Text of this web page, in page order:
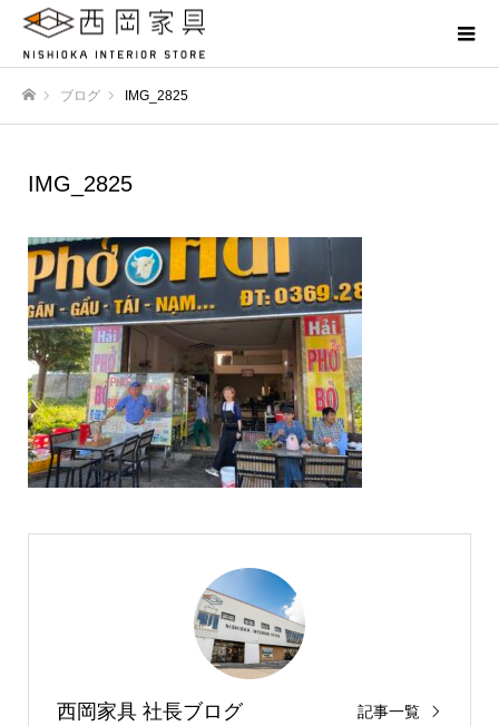
ブログ IMG_2825
IMG_2825
西岡家具 社長ブログ 記事一覧